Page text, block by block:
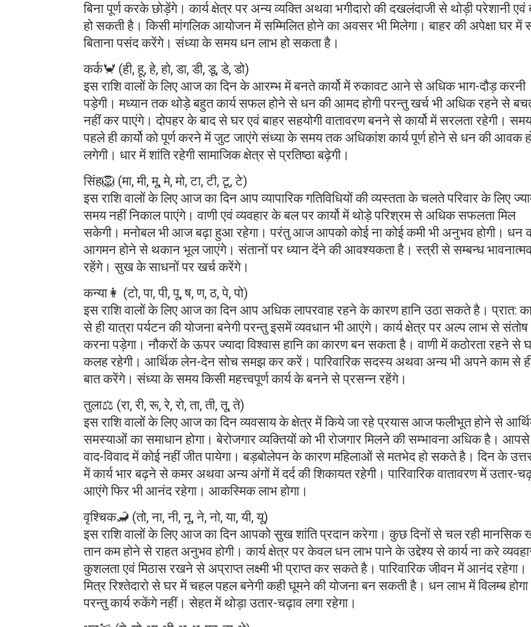
बिना पूर्ण करके छोड़ेंगे। कार्य क्षेत्र पर अन्य व्यक्ति अथवा भगीदारो की दखलंदाजी से थोड़ी परेशानी
हो सकती है। किसी मांगलिक आयोजन में सम्मिलित होने का अवसर भी मिलेगा। बाहर की अपेक्षा घर में
बिताना पसंद करेंगे। संध्या के समय धन लाभ हो सकता है।
कर्क🦀 (ही, हू, हे, हो, डा, डी, डू, डे, डो)
इस राशि वालों के लिए आज का दिन के आरम्भ में बनते कार्यो में रुकावट आने से अधिक भाग-दौड़ करनी
पड़ेगी। मध्यान तक थोड़े बहुत कार्य सफल होने से धन की आमद होगी परन्तु खर्च भी अधिक रहने से
नहीं कर पाएंगे। दोपहर के बाद से घर एवं बाहर सहयोगी वातावरण बनने से कार्यो में सरलता रहेगी।
पहले ही कार्यो को पूर्ण करने में जुट जाएंगे संध्या के समय तक अधिकांश कार्य पूर्ण होने से धन की आवक
लगेगी। धार में शांति रहेगी सामाजिक क्षेत्र से प्रतिष्ठा बढ़ेगी।
सिंह🦁 (मा, मी, मू, मे, मो, टा, टी, टू, टे)
इस राशि वालों के लिए आज का दिन आप व्यापारिक गतिविधियों की व्यस्तता के चलते परिवार के लिए
समय नहीं निकाल पाएंगे। वाणी एवं व्यवहार के बल पर कार्यो में थोड़े परिश्रम से अधिक सफलता मिल
सकेगी। मनोबल भी आज बढ़ा हुआ रहेगा। परंतु आज आपको कोई ना कोई कमी भी अनुभव होगी। धन
आगमन होने से थकान भूल जाएंगे। संतानों पर ध्यान देंने की आवश्यकता है। स्त्री से सम्बन्ध
रहेंगे। सुख के साधनों पर खर्च करेंगे।
कन्या👩 (टो, पा, पी, पू, ष, ण, ठ, पे, पो)
इस राशि वालों के लिए आज का दिन आप अधिक लापरवाह रहने के कारण हानि उठा सकते है। प्रात:
से ही यात्रा पर्यटन की योजना बनेगी परन्तु इसमें व्यवधान भी आएंगे। कार्य क्षेत्र पर अल्प लाभ से संतोष
करना पड़ेगा। नौकरों के ऊपर ज्यादा विश्वास हानि का कारण बन सकता है। वाणी में कठोरता रहने से
कलह रहेगी। आर्थिक लेन-देन सोच समझ कर करें। पारिवारिक सदस्य अथवा अन्य भी अपने काम से
बात करेंगे। संध्या के समय किसी महत्त्वपूर्ण कार्य के बनने से प्रसन्न रहेंगे।
तुला⚖️ (रा, री, रू, रे, रो, ता, ती, तू, ते)
इस राशि वालों के लिए आज का दिन व्यवसाय के क्षेत्र में किये जा रहे प्रयास आज फलीभूत होने से
समस्याओं का समाधान होगा। बेरोजगार व्यक्तियों को भी रोजगार मिलने की सम्भावना अधिक है। आपसे
वाद-विवाद में कोई नहीं जीत पायेगा। बड़बोलेपन के कारण महिलाओं से मतभेद हो सकते है। दिन के
में कार्य भार बढ़ने से कमर अथवा अन्य अंगों में दर्द की शिकायत रहेगी। पारिवारिक वातावरण में उतार-
आएंगे फिर भी आनंद रहेगा। आकस्मिक लाभ होगा।
वृश्चिक🦂 (तो, ना, नी, नू, ने, नो, या, यी, यू)
इस राशि वालों के लिए आज का दिन आपको सुख शांति प्रदान करेगा। कुछ दिनों से चल रही मानसिक
तान कम होने से राहत अनुभव होगी। कार्य क्षेत्र पर केवल धन लाभ पाने के उद्देश्य से कार्य ना करे
कुशलता एवं मिठास रखने से अप्राप्त लक्ष्मी भी प्राप्त कर सकते है। पारिवारिक जीवन में आनंद रहेगा।
मित्र रिश्तेदारो से घर में चहल पहल बनेगी कही घूमने की योजना बन सकती है। धन लाभ में विलम्ब होगा
परन्तु कार्य रुकेंगे नहीं। सेहत में थोड़ा उतार-चढ़ाव लगा रहेगा।